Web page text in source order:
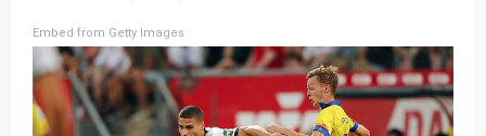
Embed from Getty Images